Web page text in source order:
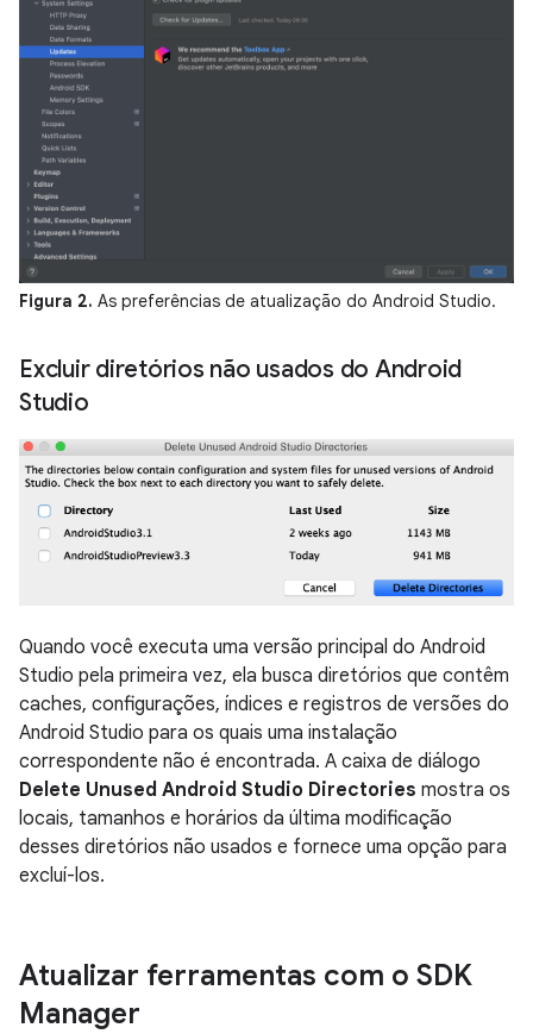
Figura 2. As preferências de atualização do Android Studio.
Excluir diretórios não usados do Android
Studio
Quando você executa uma versão principal do Android
Studio pela primeira vez, ela busca diretórios que contêm
caches, configurações, índices e registros de versões do
Android Studio para os quais uma instalação
correspondente não é encontrada. A caixa de diálogo
Delete Unused Android Studio Directories mostra os
locais, tamanhos e horários da última modificação
desses diretórios não usados e fornece uma opção para
excluí-los.
Atualizar ferramentas com o SDK
Manager